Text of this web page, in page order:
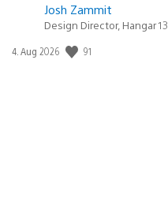
Josh Zammit
Design Director, Hangar 13
Veröffentlichungsdatum:
4. Aug 2026 91